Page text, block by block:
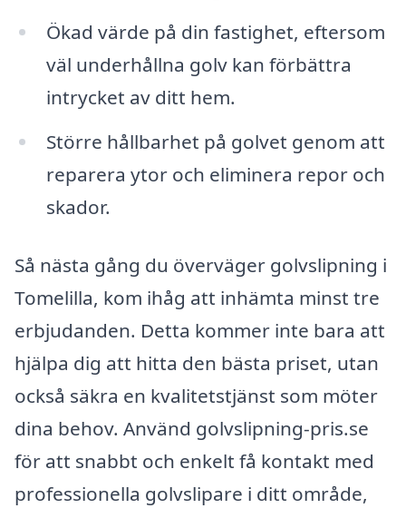
Ökad värde på din fastighet, eftersom
väl underhållna golv kan förbättra
intrycket av ditt hem.
Större hållbarhet på golvet genom att
reparera ytor och eliminera repor och
skador.
Så nästa gång du överväger golvslipning i
Tomelilla, kom ihåg att inhämta minst tre
erbjudanden. Detta kommer inte bara att
hjälpa dig att hitta den bästa priset, utan
också säkra en kvalitetstjänst som möter
dina behov. Använd golvslipning-pris.se
för att snabbt och enkelt få kontakt med
professionella golvslipare i ditt område,